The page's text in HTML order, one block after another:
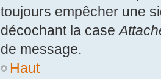
toujours empêcher une
décochant la case
de message.
Haut